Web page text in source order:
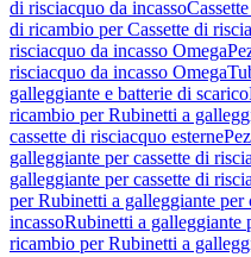
di risciacquo da incasso
di ricambio per Cassette di
risciacquo da incasso Omega
risciacquo da incasso Omega
galleggiante e batterie di scarico
ricambio per Rubinetti a
cassette di risciacquo esterne
galleggiante per cassette di
galleggiante per cassette di
per Rubinetti a galleggiante per
incassoRubinetti a galleggiante
ricambio per Rubinetti a